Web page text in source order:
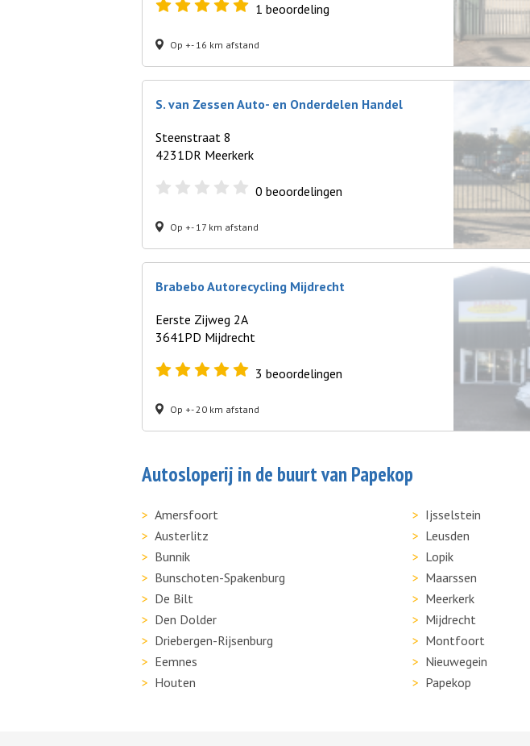
1 beoordeling
Op +- 16 km afstand
S. van Zessen Auto- en Onderdelen Handel
Steenstraat 8
4231DR Meerkerk
0 beoordelingen
Op +- 17 km afstand
Brabebo Autorecycling Mijdrecht
Eerste Zijweg 2A
3641PD Mijdrecht
3 beoordelingen
Op +- 20 km afstand
Autosloperij in de buurt van Papekop
Amersfoort
Austerlitz
Bunnik
Bunschoten-Spakenburg
De Bilt
Den Dolder
Driebergen-Rijsenburg
Eemnes
Houten
Ijsselstein
Leusden
Lopik
Maarssen
Meerkerk
Mijdrecht
Montfoort
Nieuwegein
Papekop